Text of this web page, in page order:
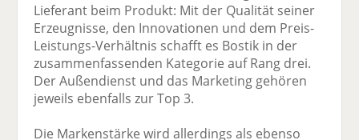
Lieferant beim Produkt: Mit der Qualität seiner
Erzeugnisse, den Innovationen und dem Preis-
Leistungs-Verhältnis schafft es Bostik in der
zusammenfassenden Kategorie auf Rang drei.
Der Außendienst und das Marketing gehören
jeweils ebenfalls zur Top 3.
Die Markenstärke wird allerdings als ebenso